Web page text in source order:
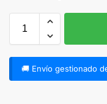
🚚 Envío gestionado